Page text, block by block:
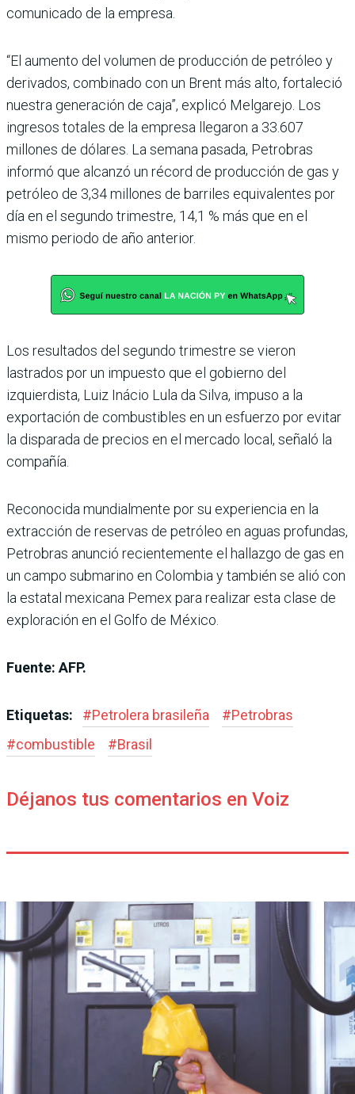
comunicado de la empresa.
“El aumento del volumen de producción de petróleo y
derivados, combinado con un Brent más alto, fortaleció
nuestra generación de caja”, explicó Melgarejo. Los
ingresos totales de la empresa llegaron a 33.607
millones de dólares. La semana pasada, Petrobras
informó que alcanzó un récord de producción de gas y
petróleo de 3,34 millones de barriles equivalentes por
día en el segundo trimestre, 14,1 % más que en el
mismo periodo de año anterior.
Los resultados del segundo trimestre se vieron
lastrados por un impuesto que el gobierno del
izquierdista, Luiz Inácio Lula da Silva, impuso a la
exportación de combustibles en un esfuerzo por evitar
la disparada de precios en el mercado local, señaló la
compañía.
Reconocida mundialmente por su experiencia en la
extracción de reservas de petróleo en aguas profundas,
Petrobras anunció recientemente el hallazgo de gas en
un campo submarino en Colombia y también se alió con
la estatal mexicana Pemex para realizar esta clase de
exploración en el Golfo de México.
Fuente: AFP.
Etiquetas: #Petrolera brasileña #Petrobras
#combustible #Brasil
Déjanos tus comentarios en Voiz